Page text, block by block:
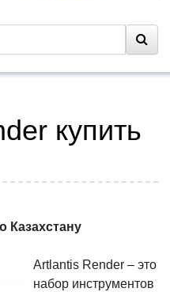
купить
Казахстану
Artlantis Render – это
набор инструментов